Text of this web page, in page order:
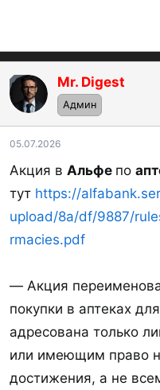
1777013979603.webp
176,5 КБ · Просмотры: 175
OP Mr. Digest
Админ
05.07.2026
Акция в Альфе по
тут https://
upload/8a/df/9887/
rmacies.pdf
— Акция
покупки в аптеках
адресована только
или имеющим право
достижения, а не